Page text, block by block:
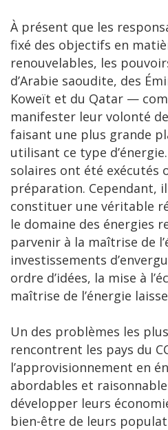
À présent que les
fixé des objectifs en
renouvelables, les
d’Arabie saoudite, des
Koweït et du Qatar —
manifester leur volonté
faisant une plus grande
utilisant ce type
solaires ont été exécutés
préparation. Cependant,
constituer une véritable
le domaine des énergies
parvenir à la maîtrise de
investissements
ordre d’idées, la mise à
maîtrise de l’énergie
Un des problèmes les
rencontrent les pays du
l’approvisionnement en
abordables et
développer leurs
bien-être de leurs